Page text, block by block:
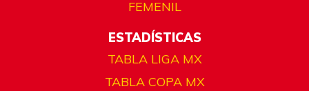
FEMENIL
ESTADÍSTICAS
TABLA LIGA MX
TABLA COPA MX